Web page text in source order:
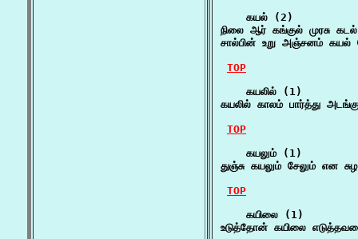
    கயல் (2)
நிலை ஆர் கங்குல் முரசு
சால்பின் உறு அஞ்சனம்
TOP
    கயலில் (1)
கயலில் காலம் பார்த்து
TOP
    கயலும் (1)
துஞ்சு கயலும் சேலும் என
TOP
    கயிலை (1)
உடுத்தோன் கயிலை